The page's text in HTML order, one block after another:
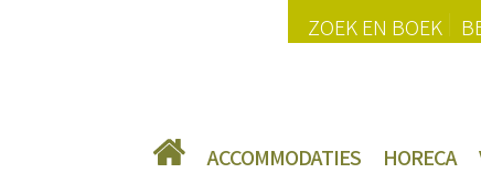
ZOEK EN BOEK
ACCOMMODATIES HORECA